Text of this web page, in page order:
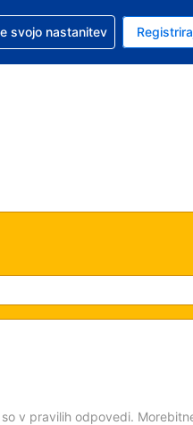
je evro
jezik je Slovenščini
za pomoč pri rezervaciji
svojo nastanitev
v pravilih odpovedi.